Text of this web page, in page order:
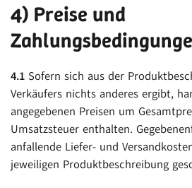
4) Preise und
4.1 Sofern sich aus der
Verkäufers nichts anderes ergibt,
angegebenen Preisen um
Umsatzsteuer enthalten.
anfallende Liefer- und
jeweiligen Produktbeschreibung